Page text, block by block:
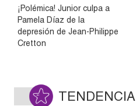
¡Polémica! Junior culpa a
Pamela Díaz de la
depresión de Jean-Philippe
Cretton
TENDENCIA